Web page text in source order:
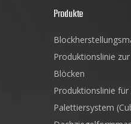
Produkte
Produktionslinie
Blöcken
Produktionslinie für
Palettiersystem